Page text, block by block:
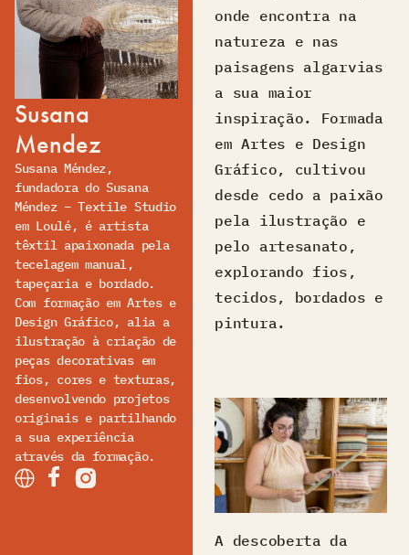
Contactos
Susana
Mendez
Susana Méndez,
fundadora do Susana
Méndez – Textile Studio
em Loulé, é artista
têxtil apaixonada pela
tecelagem manual,
tapeçaria e bordado.
Com formação em Artes e
Design Gráfico, alia a
ilustração à criação de
peças decorativas em
fios, cores e texturas,
desenvolvendo projetos
originais e partilhando
a sua experiência
através da formação.
onde encontra na
natureza e nas
paisagens algarvias
a sua maior
inspiração. Formada
em Artes e Design
Gráfico, cultivou
desde cedo a paixão
pela ilustração e
pelo artesanato,
explorando fios,
tecidos, bordados e
pintura.
A descoberta da